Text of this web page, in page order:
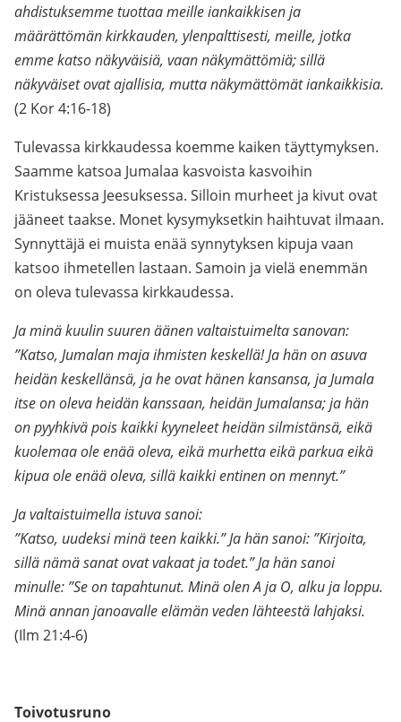
ahdistuksemme tuottaa meille iankaikkisen ja
määrättömän kirkkauden, ylenpalttisesti, meille, jotka
emme katso näkyväisiä, vaan näkymättömiä; sillä
näkyväiset ovat ajallisia, mutta näkymättömät iankaikkisia.
(2 Kor 4:16-18)
Tulevassa kirkkaudessa koemme kaiken täyttymyksen.
Saamme katsoa Jumalaa kasvoista kasvoihin
Kristuksessa Jeesuksessa. Silloin murheet ja kivut ovat
jääneet taakse. Monet kysymyksetkin haihtuvat ilmaan.
Synnyttäjä ei muista enää synnytyksen kipuja vaan
katsoo ihmetellen lastaan. Samoin ja vielä enemmän
on oleva tulevassa kirkkaudessa.
Ja minä kuulin suuren äänen valtaistuimelta sanovan:
”Katso, Jumalan maja ihmisten keskellä! Ja hän on asuva
heidän keskellänsä, ja he ovat hänen kansansa, ja Jumala
itse on oleva heidän kanssaan, heidän Jumalansa; ja hän
on pyyhkivä pois kaikki kyyneleet heidän silmistänsä, eikä
kuolemaa ole enää oleva, eikä murhetta eikä parkua eikä
kipua ole enää oleva, sillä kaikki entinen on mennyt.”
Ja valtaistuimella istuva sanoi:
”Katso, uudeksi minä teen kaikki.” Ja hän sanoi: ”Kirjoita,
sillä nämä sanat ovat vakaat ja todet.” Ja hän sanoi
minulle: ”Se on tapahtunut. Minä olen A ja O, alku ja loppu.
Minä annan janoavalle elämän veden lähteestä lahjaksi.
(Ilm 21:4-6)
Toivotusruno